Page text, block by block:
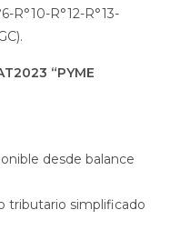
R°10-R°12-R°13-
“PYME
desde balance
tributario simplificado